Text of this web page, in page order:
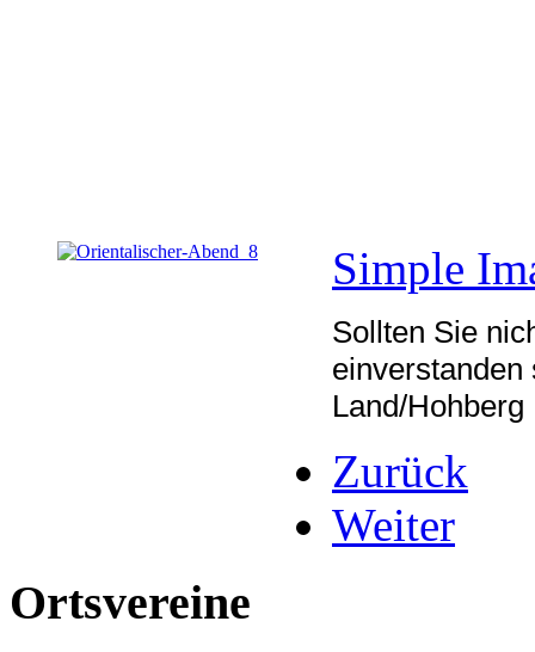
Simple
Sollten Sie
einverstanden
Land/
Zurück
Weiter
Ortsvereine